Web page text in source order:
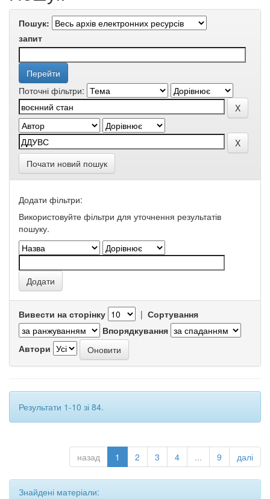
Пошук:
запит
Поточні фільтри:
Почати новий пошук
Додати фільтри:
Використовуйте фільтри для уточнення результатів
пошуку.
Вивести на сторінку | Сортування
Впорядкування
Автори
Результати 1-10 зі 84.
назад 1 2 3 4 ... 9 далі
Знайдені матеріали: